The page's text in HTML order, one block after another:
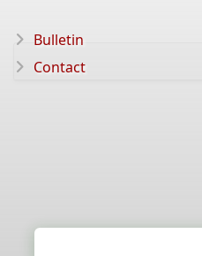
Bulletin
Contact